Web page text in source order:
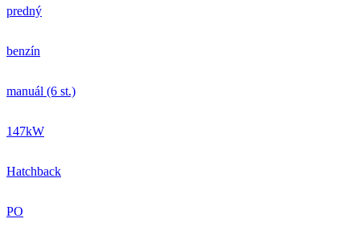
predný
benzín
manuál (6 st.)
147kW
Hatchback
PO